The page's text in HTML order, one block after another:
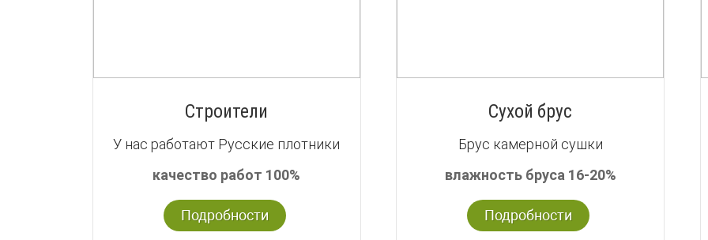
Строители
У нас работают Русские плотники
качество работ 100%
Подробности
Сухой брус
Брус камерной сушки
влажность бруса 16-20%
Подробности